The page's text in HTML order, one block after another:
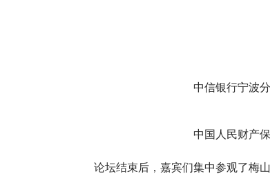
中信银行宁波
中国人民财产
论坛结束后，嘉宾们集中参观了梅山